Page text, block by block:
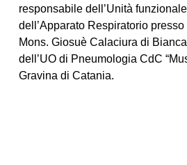
responsabile dell’Unità
dell’Apparato Respiratorio
Mons. Giosuè Calaciura di
dell’UO di Pneumologia CdC
Gravina di Catania.